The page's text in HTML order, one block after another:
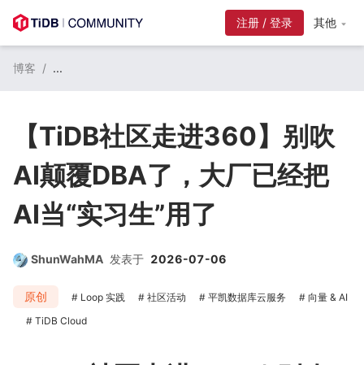
注册 / 登录 其他
博客 / ...
【TiDB社区走进360】别吹
AI颠覆DBA了，大厂已经把
AI当“实习生”用了
ShunWahMA 发表于 2026-07-06
原创 Loop 实践 社区活动 平凯数据库云服务
向量 & AI
TiDB Cloud